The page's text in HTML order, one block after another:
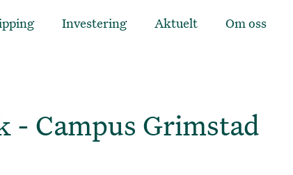
Investering Aktuelt Om oss
- Campus Grimstad